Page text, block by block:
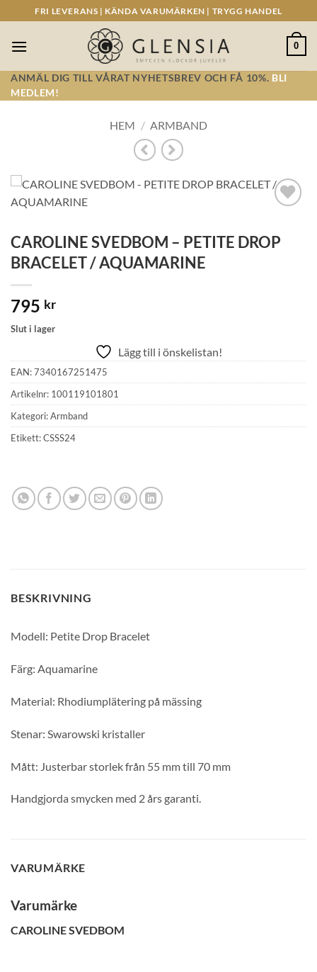
to
content
FRI LEVERANS | KÄNDA VARUMÄRKEN | TRYGG HANDEL
0
ANMÄL DIG TILL VÅRAT NYHETSBREV OCH FÅ 10%. BLI
MEDLEM!
HEM / ARMBAND
CAROLINE SVEDBOM – PETITE DROP
BRACELET / AQUAMARINE
795 kr
Slut i lager
Lägg till i önskelistan!
EAN:7340167251475
Artikelnr: 100119101801
Kategori:Armband
Etikett:CSSS24
BESKRIVNING
Modell: Petite Drop Bracelet
Färg: Aquamarine
Material: Rhodiumplätering på mässing
Stenar: Swarowski kristaller
Mått: Justerbar storlek från 55 mm till 70 mm
Handgjorda smycken med 2 års garanti.
VARUMÄRKE
Varumärke
CAROLINE SVEDBOM
Bli medlem idag och få 10% rabatt på ditt första köp
E-post